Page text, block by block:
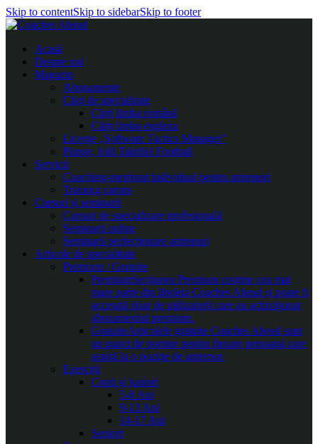
Skip to contentSkip to sidebarSkip to footer
Acasă
Despre noi
Magazin
Abonamente
Cărți de specialitate
Cărți limba română
Cărți limba engleza
Licențe „Software Tactics Manager”
Planșe, folii Taktifol Football
Servicii
Coaching-mentorat individual pentru antrenori
Training camps
Cursuri și seminarii
Cursuri de specializare profesională
Seminarii online
Seminarii perfecționare antrenori
Articole de specialitate
Premium / Gratuite
PremiumSecțiunea Premium conține cea mai
mare parte din librăria Coaches Ahead și poate fi
accesată doar de utilizatorii care au achiziționat
abonamentul premium.
GratuiteArticolele gratuite Coaches Ahead sunt
un punct de pornire pentru fiecare persoană care
aspiră la o poziție de antrenor.
Exerciții
Copii și juniori
5-8 Ani
9-13 Ani
14-17 Ani
Seniori